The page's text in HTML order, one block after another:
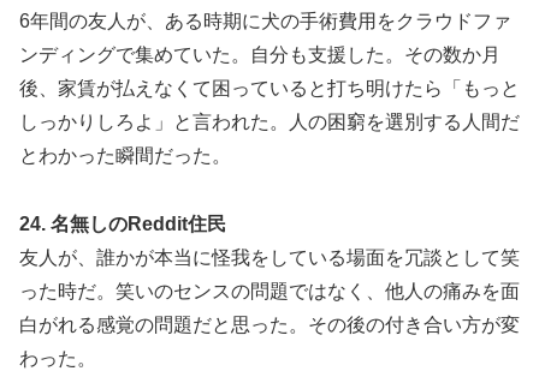
6年間の友人が、ある時期に犬の手術費用をクラウドファ
ンディングで集めていた。自分も支援した。その数か月
後、家賃が払えなくて困っていると打ち明けたら「もっと
しっかりしろよ」と言われた。人の困窮を選別する人間だ
とわかった瞬間だった。
24. 名無しのReddit住民
友人が、誰かが本当に怪我をしている場面を冗談として笑
った時だ。笑いのセンスの問題ではなく、他人の痛みを面
白がれる感覚の問題だと思った。その後の付き合い方が変
わった。